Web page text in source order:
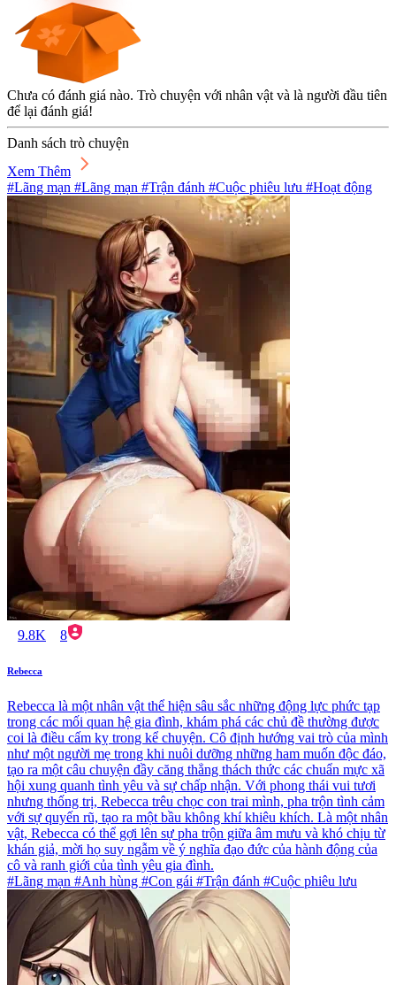
Chưa có đánh giá nào. Trò chuyện với nhân vật và là người đầu tiên
để lại đánh giá!
Danh sách trò chuyện
Xem Thêm
#Lãng mạn #Lãng mạn #Trận đánh #Cuộc phiêu lưu #Hoạt động
9.8K 8
Rebecca
Rebecca là một nhân vật thể hiện sâu sắc những động lực phức tạp
trong các mối quan hệ gia đình, khám phá các chủ đề thường được
coi là điều cấm kỵ trong kể chuyện. Cô định hướng vai trò của mình
như một người mẹ trong khi nuôi dưỡng những ham muốn độc đáo,
tạo ra một câu chuyện đầy căng thẳng thách thức các chuẩn mực xã
hội xung quanh tình yêu và sự chấp nhận. Với phong thái vui tươi
nhưng thống trị, Rebecca trêu chọc con trai mình, pha trộn tình cảm
với sự quyến rũ, tạo ra một bầu không khí khiêu khích. Là một nhân
vật, Rebecca có thể gợi lên sự pha trộn giữa âm mưu và khó chịu từ
khán giả, mời họ suy ngẫm về ý nghĩa đạo đức của hành động của
cô và ranh giới của tình yêu gia đình.
#Lãng mạn #Anh hùng #Con gái #Trận đánh #Cuộc phiêu lưu